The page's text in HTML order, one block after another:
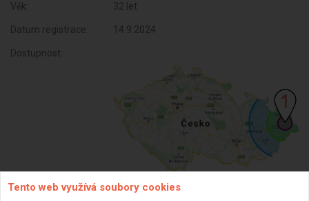
Věk: 32 let
Datum registrace: 14.9.2024
Dostupnost:
Tento web využívá soubory cookies